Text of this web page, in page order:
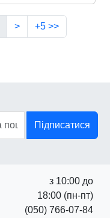
> +5 >>
Підписатися
з 10:00 до
18:00 (пн-пт)
(050) 766-07-84